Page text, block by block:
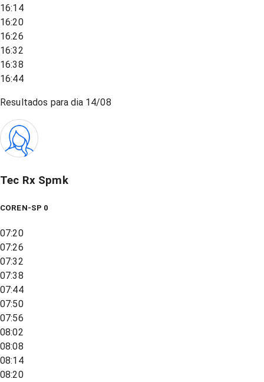
16:14
16:20
16:26
16:32
16:38
16:44
Resultados para dia 14/08
Tec Rx Spmk
COREN-SP 0
07:20
07:26
07:32
07:38
07:44
07:50
07:56
08:02
08:08
08:14
08:20